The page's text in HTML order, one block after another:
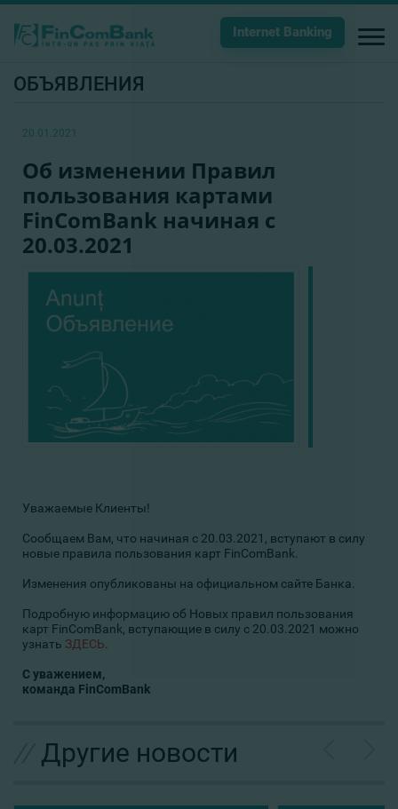
Internet Banking
ОБЪЯВЛЕНИЯ
20.01.2021
Об изменении Правил
пользования картами
FinComBank начиная с
20.03.2021
Уважаемые Клиенты!
Сообщаем Вам, что начиная с 20.03.2021, вступают в силу
новые правила пользования карт FinComBank.
Изменения опубликованы на официальном сайте Банка.
Подробную информацию об Новых правил пользования
карт FinComBank, вступающие в силу с 20.03.2021 можно
узнать ЗДЕСЬ
С уважением,
команда FinComBank
Другие новости